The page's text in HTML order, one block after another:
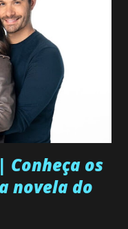
Conheça os
novela do